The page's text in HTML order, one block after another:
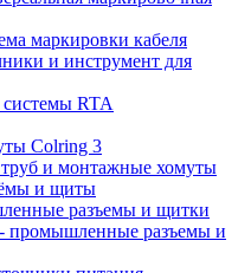
маркировки кабеля
и инструмент для
RTA
Colring 3
и монтажные хомуты
и щиты
разъемы и щитки
- промышленные разъемы и